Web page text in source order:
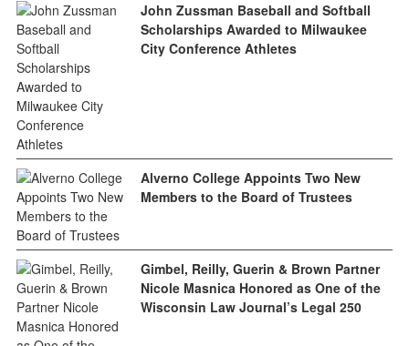
John Zussman Baseball and Softball
Scholarships Awarded to Milwaukee
City Conference Athletes
Alverno College Appoints Two New
Members to the Board of Trustees
Gimbel, Reilly, Guerin & Brown Partner
Nicole Masnica Honored as One of the
Wisconsin Law Journal’s Legal 250